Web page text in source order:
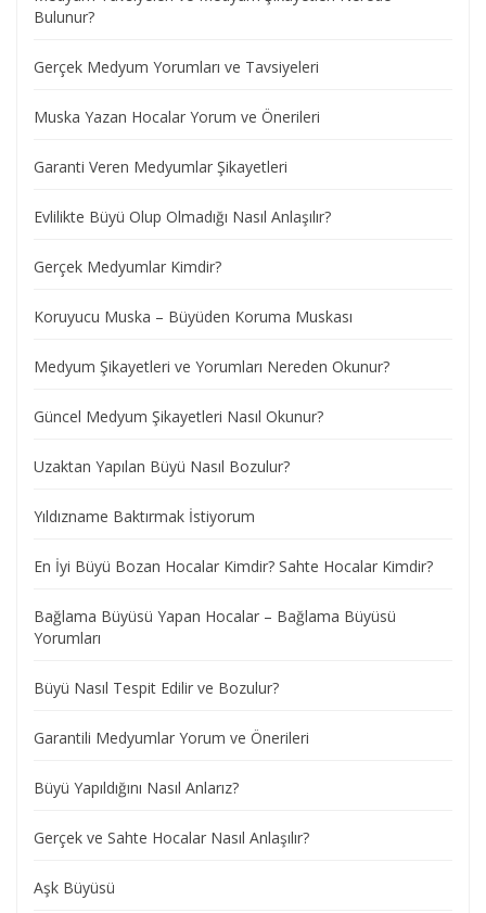
Bulunur?
Gerçek Medyum Yorumları ve Tavsiyeleri
Muska Yazan Hocalar Yorum ve Önerileri
Garanti Veren Medyumlar Şikayetleri
Evlilikte Büyü Olup Olmadığı Nasıl Anlaşılır?
Gerçek Medyumlar Kimdir?
Koruyucu Muska – Büyüden Koruma Muskası
Medyum Şikayetleri ve Yorumları Nereden Okunur?
Güncel Medyum Şikayetleri Nasıl Okunur?
Uzaktan Yapılan Büyü Nasıl Bozulur?
Yıldızname Baktırmak İstiyorum
En İyi Büyü Bozan Hocalar Kimdir? Sahte Hocalar Kimdir?
Bağlama Büyüsü Yapan Hocalar – Bağlama Büyüsü
Yorumları
Büyü Nasıl Tespit Edilir ve Bozulur?
Garantili Medyumlar Yorum ve Önerileri
Büyü Yapıldığını Nasıl Anlarız?
Gerçek ve Sahte Hocalar Nasıl Anlaşılır?
Aşk Büyüsü